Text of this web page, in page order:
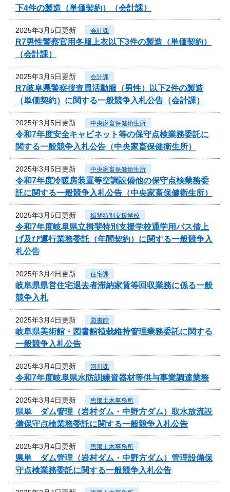
下4件の製造（単価契約）（会計課）
2025年3月5日更新 会計課
R7男性警察官用冬服上衣以下3件の製造（単価契約）
（会計課）
2025年3月5日更新 会計課
R7岐阜県警察捜査員活動服（男性）以下2件の製造
（単価契約）に関する一般競争入札公告（会計課）
2025年3月5日更新 中央家畜保健衛生所
令和7年度安全キャビネット等の保守点検業務委託に
関する一般競争入札公告（中央家畜保健衛生所）
2025年3月5日更新 中央家畜保健衛生所
令和7年度冷暖房装置等空調設備他の保守点検業務委
託に関する一般競争入札公告（中央家畜保健衛生所）
2025年3月5日更新 揖斐特別支援学校
令和7年度岐阜県立揖斐特別支援学校通学用バス借上
げ及び運行業務委託（年間契約）に関する一般競争入
札公告
2025年3月4日更新 住宅課
岐阜県県営住宅退去者滞納家賃等回収業務に係る一般
競争入札
2025年3月4日更新 図書館
岐阜県美術館・図書館植栽維持管理業務委託に関する
一般競争入札公告
2025年3月4日更新 河川課
令和7年度岐阜県水防訓練資器材等供与事業調達業務
2025年3月4日更新 恵那土木事務所
県単 ダム管理（岩村ダム・中野方ダム）取水放流設
備保守点検業務委託に関する一般競争入札公告
2025年3月4日更新 恵那土木事務所
県単 ダム管理（岩村ダム・中野方ダム）管理設備保
守点検業務委託に関する一般競争入札公告